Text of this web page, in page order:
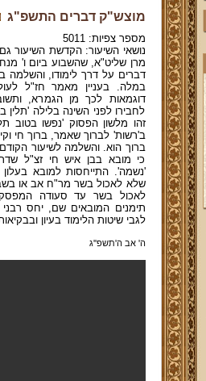
מוצש"ק דברים התשפ"ג
מספר צפיות: 5011
נושאי השיעור: הקדשת השיעור
מרן שליט"א, שהשבוע ביום ו'
דברים על דרך לימודו, והשלמה
במלה. בעניין מאמר חז"ל
דוגמאות לכך מן הגמרא,
לחבירו לפני השינה בלילה
זהו מלשון הפסוק 'נפשו בטוב
ב'רשות' לברוך שאמר, ברוך חי
ברוך הוא. והשלמה לשיעור
כי מובא בבן איש חי זצ"ל
'נשמה'. התייחסות למובא
שלא לאכול בשר מר"ח אב או
לאכול בשר עד סעודה
תימנים המובאים שם, יחס
לגבי שיטות הלימוד בעיון
ה' אב ה'תשפ''ג